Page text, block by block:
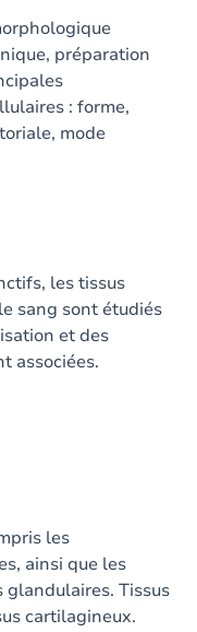
préparation
: forme,
mode
les tissus
sang sont étudiés
et des
associées.
les
ainsi que les
Tissus
cartilagineux.